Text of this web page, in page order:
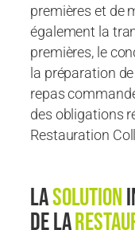
premières et de
également la
premières, le
la préparation
repas
des obligations
Restauration
lasolution
de la